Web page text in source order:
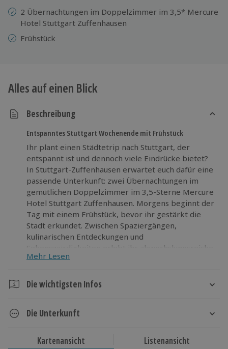
2 Übernachtungen im Doppelzimmer im 3,5* Mercure
Hotel Stuttgart Zuffenhausen
Frühstück
Alles auf einen Blick
Beschreibung
Entspanntes Stuttgart Wochenende mit Frühstück
Ihr plant einen Städtetrip nach Stuttgart, der
entspannt ist und dennoch viele Eindrücke bietet?
In Stuttgart-Zuffenhausen erwartet euch dafür eine
passende Unterkunft: zwei Übernachtungen im
gemütlichen Doppelzimmer im 3,5-Sterne Mercure
Hotel Stuttgart Zuffenhausen. Morgens beginnt der
Tag mit einem Frühstück, bevor ihr gestärkt die
Stadt erkundet. Zwischen Spaziergängen,
kulinarischen Entdeckungen und
Sehenswürdigkeiten erlebt ihr abwechslungsreiche
Stunden in angenehmem Tempo. Ihr könnt durch
und zwischendurch immer wieder zur Ruhe
kommen. Der Städtetrip nach Stuttgart mit
erholsame Auszeit vom Alltag, ohne Stress und mit
Gelegenheit für eine kleine Pause und erlebt
Mehr Lesen
Die wichtigsten Infos
3 Tage (2 Übernachtungen)
Verfügbarkeit / Termine
Die Unterkunft
Hotelausstattung:
Kartenansicht Listenansicht